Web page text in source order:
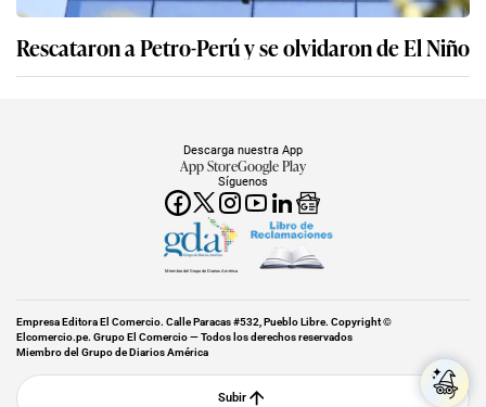
Rescataron a Petro-Perú y se olvidaron de El Niño
Síguenos
Descarga nuestra App
App StoreGoogle Play
Miembro del Grupo de Diarios América
Empresa Editora El Comercio. Calle Paracas #532, Pueblo Libre. Copyright ©
Elcomercio.pe. Grupo El Comercio — Todos los derechos reservados
Miembro del Grupo de Diarios América
Subir